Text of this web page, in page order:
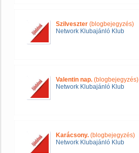
Szilveszter (blogbejegyzés)
Network Klubajánló Klub
Valentin nap. (blogbejegyzés)
Network Klubajánló Klub
Karácsony. (blogbejegyzés)
Network Klubajánló Klub